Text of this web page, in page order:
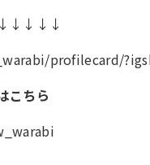
profilecard/
こちら